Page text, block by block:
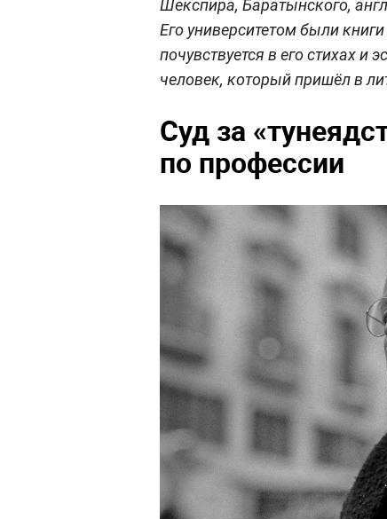
Шекспира, Баратынского,
Его университетом были
почувствуется в его стихах и
человек, который пришёл в
Суд за
по профессии